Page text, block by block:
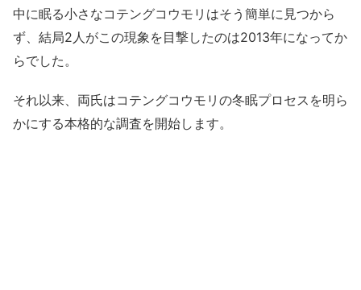
中に眠る小さなコテングコウモリはそう簡単に見つから
ず、結局2人がこの現象を目撃したのは2013年になってか
らでした。
それ以来、両氏はコテングコウモリの冬眠プロセスを明ら
かにする本格的な調査を開始します。